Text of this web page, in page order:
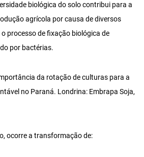
biológica do solo contribui para a
agrícola por causa de diversos
processo de fixação biológica de
por bactérias.
da rotação de culturas para a
no Paraná. Londrina: Embrapa Soja,
ocorre a transformação de: